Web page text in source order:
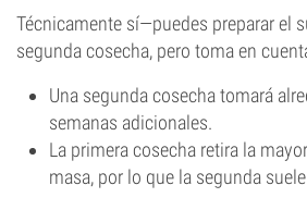
Técnicamente sí—puedes preparar el
segunda cosecha, pero toma en
Una segunda cosecha tomará
semanas adicionales.
La primera cosecha retira la
masa, por lo que la segunda